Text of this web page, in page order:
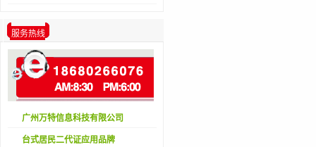
服务热线
广州万特信息科技有限公司
台式居民二代证应用品牌